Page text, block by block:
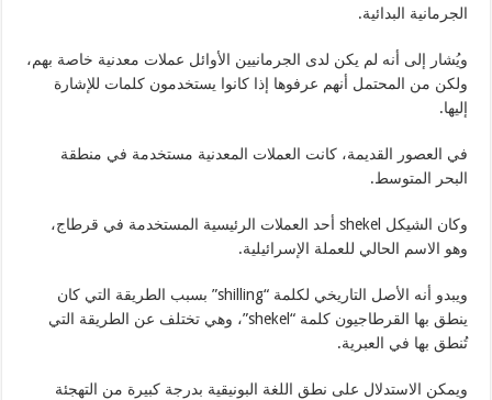
الجرمانية البدائية.
ويُشار إلى أنه لم يكن لدى الجرمانيين الأوائل عملات معدنية خاصة بهم،
ولكن من المحتمل أنهم عرفوها إذا كانوا يستخدمون كلمات للإشارة
إليها.
في العصور القديمة، كانت العملات المعدنية مستخدمة في منطقة
البحر المتوسط.
وكان الشيكل shekel أحد العملات الرئيسية المستخدمة في قرطاج،
وهو الاسم الحالي للعملة الإسرائيلية.
ويبدو أنه الأصل التاريخي لكلمة “shilling” بسبب الطريقة التي كان
ينطق بها القرطاجيون كلمة “shekel”، وهي تختلف عن الطريقة التي
تُنطق بها في العبرية.
ويمكن الاستدلال على نطق اللغة البونيقية بدرجة كبيرة من التهجئة